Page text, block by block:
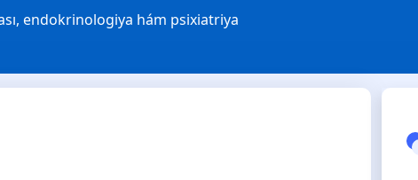
endokrinologiya hám psixiatriya